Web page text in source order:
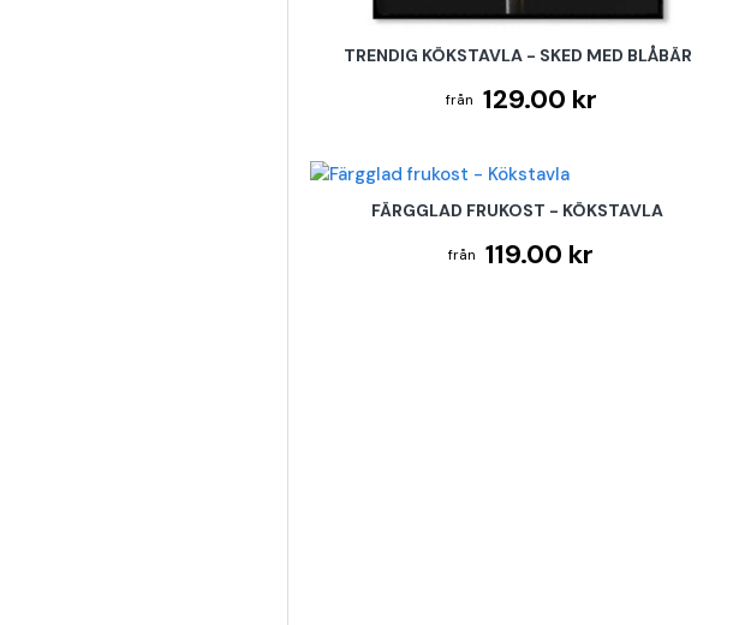
TRENDIG KÖKSTAVLA - SKED MED BLÅBÄR
129.00 kr
FÄRGGLAD FRUKOST - KÖKSTAVLA
119.00 kr